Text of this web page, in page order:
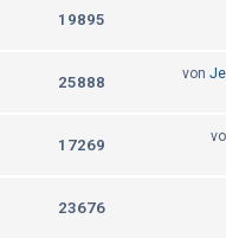
19895
25888 von
17269
23676